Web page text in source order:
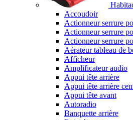
Accoudoir
Actionneur serrure
Actionneur serrure
Actionneur serrure
Aérateur tableau de
Afficheur
Amplificateur audio
Appui tête arrière
Appui tête arrière
Appui tête avant
Autoradio
Banquette arrière